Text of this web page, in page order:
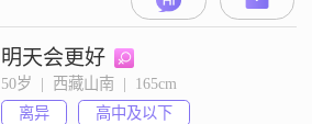
明天会更好
50岁  |  西藏山南  |  165cm
离异
高中及以下